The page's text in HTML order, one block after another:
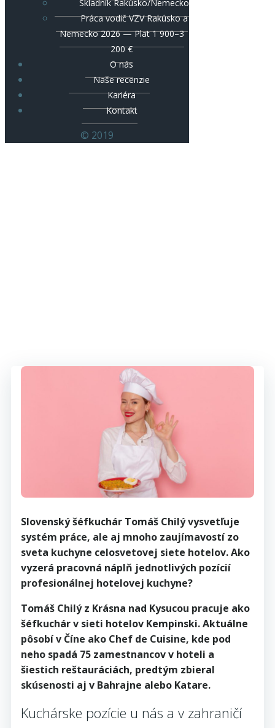
Skladník Rakúsko/Nemecko
Práca vodič VZV Rakúsko a
Nemecko 2026 — Plat 1 900–3
200 €
O nás
Naše recenzie
Kariéra
Kontakt
© 2019
Slovenský šéfkuchár ​Tomáš Chilý vysvetľuje
systém práce, ale aj mnoho zaujímavostí zo
sveta kuchyne celosvetovej siete hotelov. Ako
vyzerá pracovná náplň jednotlivých pozícií
profesionálnej hotelovej kuchyne?
Tomáš Chilý z Krásna nad Kysucou pracuje ako
šéfkuchár v sieti hotelov Kempinski. Aktuálne
pôsobí v Číne ako Chef de Cuisine, kde pod
neho spadá 75 zamestnancov v hoteli a
šiestich reštauráciách, predtým zbieral
skúsenosti aj v Bahrajne alebo Katare.
Kuchárske pozície u nás a v zahraničí